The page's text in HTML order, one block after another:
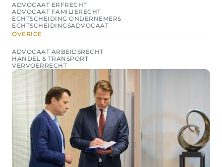
ADVOCAAT ERFRECHT
ADVOCAAT FAMILIERECHT
ECHTSCHEIDING ONDERNEMERS
ECHTSCHEIDINGSADVOCAAT
OVERIGE
ADVOCAAT ARBEIDSRECHT
HANDEL & TRANSPORT
VERVOERRECHT